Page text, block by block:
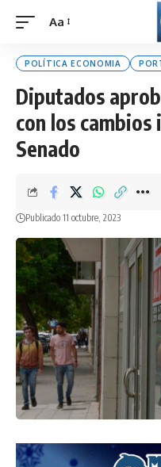
Font
Aa
POLÍTICA ECONOMIA
Diputados
con los
Senado
Publicado 11 octubre, 2023